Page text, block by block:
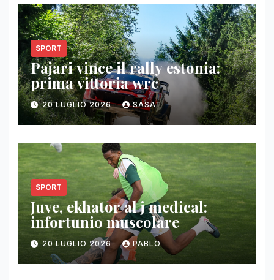
SPORT
Pajari vince il rally estonia:
prima vittoria wrc
20 LUGLIO 2026 SASAT
SPORT
Juve, ekhator al j medical:
infortunio muscolare
20 LUGLIO 2026 PABLO